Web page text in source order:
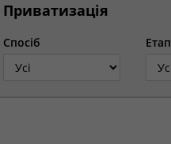
Приватизація
Спосіб Етап